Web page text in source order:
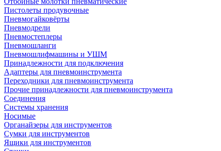
Пистолеты продувочные
Пневмогайковёрты
Пневмодрели
Пневмостеплеры
Пневмошланги
Пневмошлифмашины и УШМ
Принадлежности для подключения
Адаптеры для пневмоинструмента
Переходники для пневмоинструмента
Прочие принадлежности для пневмоинструмента
Соединения
Системы хранения
Носимые
Органайзеры для инструментов
Сумки для инструментов
Ящики для инструментов